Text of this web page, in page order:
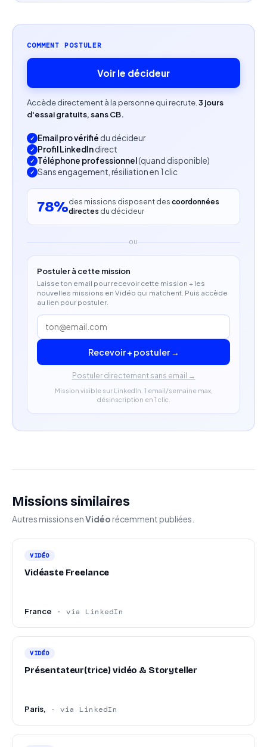
Capacité à traduire des messages business en
Maîtrise de l’anglais à l’oral et à l’écrit
Profil recherché
Freelance obligatoire avec disponibilité pour
missions ponctuelles et récurrentes
Expérience en production de contenus vidéo ou
Forte autonomie dans la gestion de projets
créatifs complexes
Culture visuelle haut de gamme et sens du
storytelling stratégique
Capacité à collaborer avec des équipes créatives
et des interlocuteurs de niveau direction
COMMENT POSTULER
Voir le décideur
Accède directement à la personne qui recrute. 3 jours
d'essai gratuits, sans CB.
Email pro vérifié du décideur
Profil LinkedIndirect
Téléphone professionnel(quand disponible)
Sans engagement, résiliation en 1 clic
78%des missions disposent des coordonnées
directes du décideur
OU
Postuler à cette mission
Laisse ton email pour recevoir cette mission + les
nouvelles missions en Vidéo qui matchent. Puis accède
au lien pour postuler.
Recevoir + postuler →
Postuler directement sans email →
Mission visible sur LinkedIn. 1 email/semaine max,
désinscription en 1 clic.
Missions similaires
Autres missions enVidéo récemment publiées.
VIDÉO
Vidéaste Freelance
France · via LinkedIn
VIDÉO
Présentateur(trice) vidéo & Storyteller
Paris, · via LinkedIn